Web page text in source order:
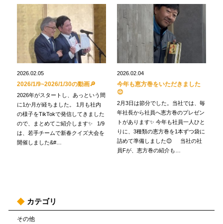
2026.02.05
2026/1/9~2026/1/30の動画🔎
2026年がスタートし、あっという間
に1か月が経ちました。 1月も社内
の様子をTikTokで発信してきました
ので、まとめてご紹介します✨ 1/9
は、若手チームで新春クイズ大会を
開催しました&#…
2026.02.04
今年も恵方巻をいただきました
😊
2月3日は節分でした。当社では、毎
年社長から社員へ恵方巻のプレゼン
トがあります✨ 今年も社員一人ひと
りに、3種類の恵方巻を1本ずつ袋に
詰めて準備しました😊 当社の社
員Fが、恵方巻の紹介も…
カテゴリ
その他